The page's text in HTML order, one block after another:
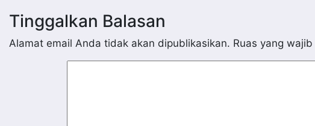
Tinggalkan Balasan
Alamat email Anda tidak akan dipublikasikan. Ruas yang